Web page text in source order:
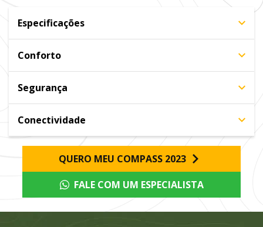
Especificações
Conforto
Segurança
Conectividade
QUERO MEU COMPASS 2023
FALE COM UM ESPECIALISTA